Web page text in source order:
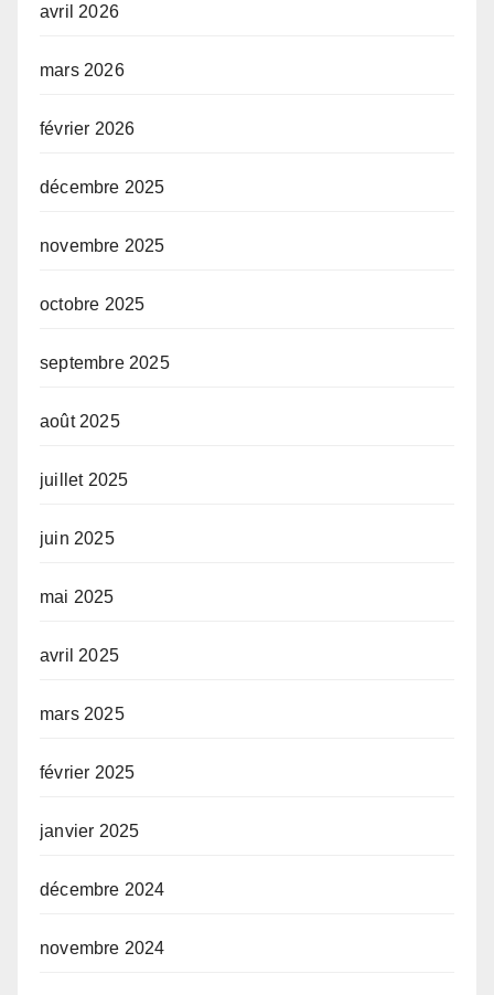
avril 2026
mars 2026
février 2026
décembre 2025
novembre 2025
octobre 2025
septembre 2025
août 2025
juillet 2025
juin 2025
mai 2025
avril 2025
mars 2025
février 2025
janvier 2025
décembre 2024
novembre 2024